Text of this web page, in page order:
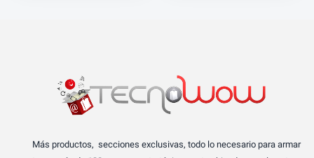
Más productos, secciones exclusivas, todo lo necesario para armar